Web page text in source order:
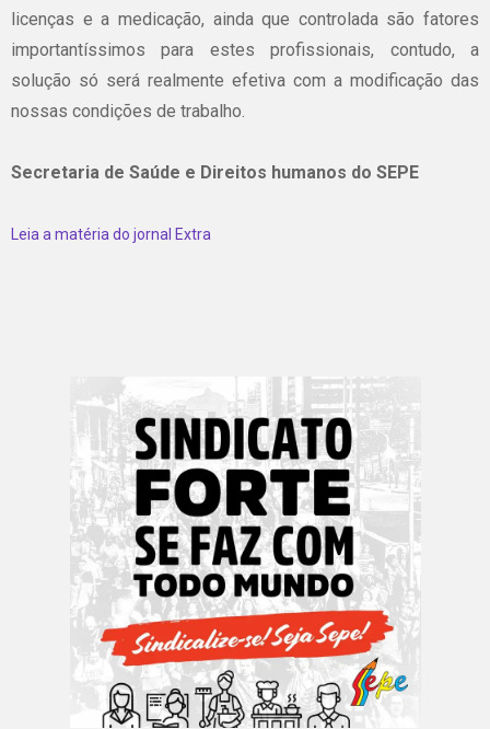
licenças e a medicação, ainda que controlada são fatores
importantíssimos para estes profissionais, contudo, a
solução só será realmente efetiva com a modificação das
nossas condições de trabalho.
Secretaria de Saúde e Direitos humanos do SEPE
Leia a matéria do jornal Extra